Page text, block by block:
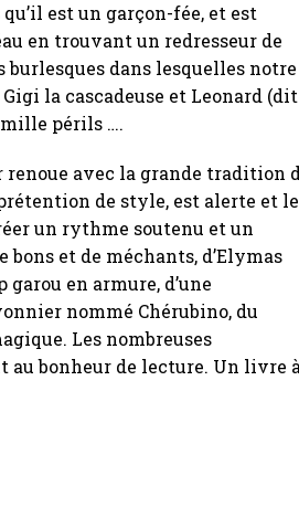
est un garçon-fée, et est
en trouvant un redresseur de
burlesques dans lesquelles notre
la cascadeuse et Leonard (dit
mille périls ….
avec la grande tradition
de style, est alerte et
un rythme soutenu et un
et de méchants, d’Elymas
en armure, d’une
nommé Chérubino, du
Les nombreuses
bonheur de lecture. Un livre à